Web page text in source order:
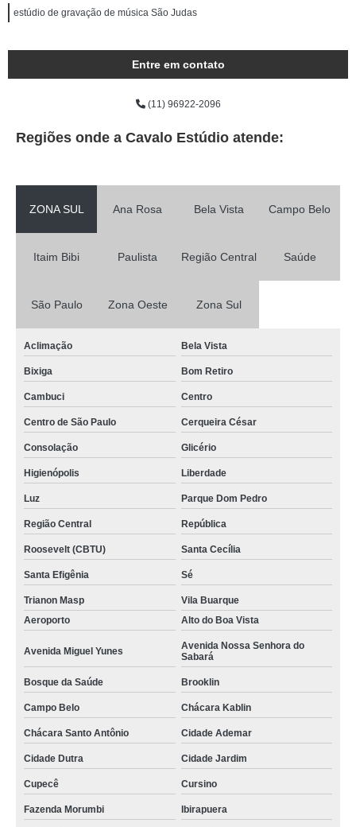
estúdio de gravação de música São Judas
Entre em contato
(11) 96922-2096
Regiões onde a Cavalo Estúdio atende:
ZONA SUL Ana Rosa Bela Vista Campo Belo
Itaim Bibi Paulista Região Central Saúde
São Paulo Zona Oeste Zona Sul
Aclimação Bela Vista
Bixiga Bom Retiro
Cambuci Centro
Centro de São Paulo Cerqueira César
Consolação Glicério
Higienópolis Liberdade
Luz Parque Dom Pedro
Região Central República
Roosevelt (CBTU) Santa Cecília
Santa Efigênia Sé
Trianon Masp
Vila Buarque
Aeroporto
Alto do Boa Vista
Avenida Miguel Yunes
Avenida Nossa Senhora do
Sabará
Bosque da Saúde Brooklin
Campo Belo Chácara Kablin
Chácara Santo Antônio Cidade Ademar
Cidade Dutra Cidade Jardim
Cupecê Cursino
Fazenda Morumbi Ibirapuera